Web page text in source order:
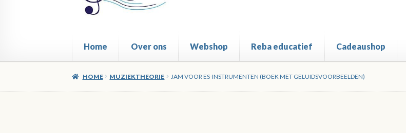
Home Over ons Webshop Reba educatief Cadeaushop
HOME MUZIEKTHEORIE JAM VOOR ES-INSTRUMENTEN (BOEK MET GELUIDSVOORBEELDEN)